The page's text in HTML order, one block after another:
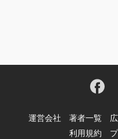
運営会社 著者一覧
利用規約